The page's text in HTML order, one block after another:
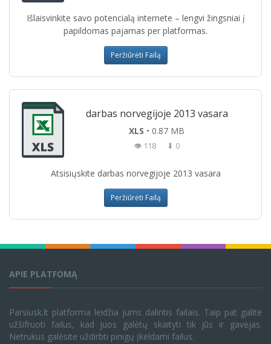
Išlaisvinkite savo potencialą internete – lengvi žingsniai į
papildomas pajamas per platformas.
Peržiūrėti Failą
darbas norvegijoje 2013 vasara
XLS • 0.87 MB
👁 118 ⬇ 0
Atsisiųskite darbas norvegijoje 2013 vasara
Peržiūrėti Failą
APIE PLATFOMĄ
Parsiusk.lt platforma leidžia jums dalintis failais. Taip pat galite
užšifruoti failus, kad juos galėtų skaityti tik jūs ir gavėjas.
Netrukus galėsite uždirbti pinigų įkeldami failus.